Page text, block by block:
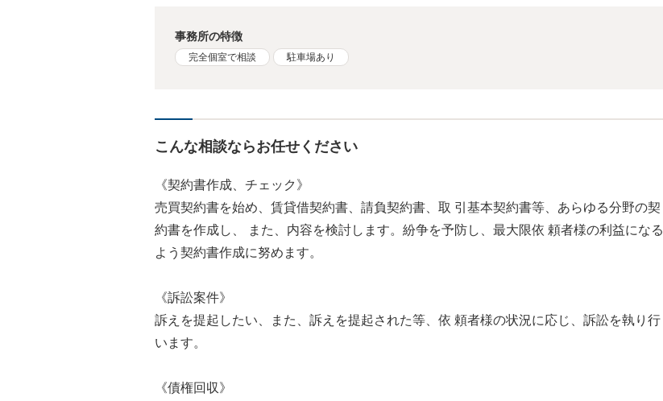
事務所の特徴
完全個室で相談 駐車場あり
こんな相談ならお任せください
《契約書作成、チェック》
売買契約書を始め、賃貸借契約書、請負契約書、取 引基本契約書等、あらゆる分野の契
約書を作成し、 また、内容を検討します。紛争を予防し、最大限依 頼者様の利益になる
よう契約書作成に努めます。
《訴訟案件》
訴えを提起したい、また、訴えを提起された等、依 頼者様の状況に応じ、訴訟を執り行
います。
《債権回収》